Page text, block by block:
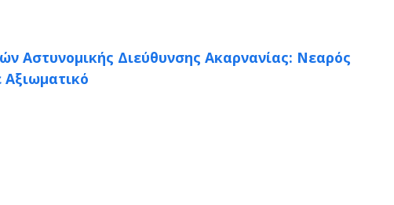
Αστυνομικής Διεύθυνσης Ακαρνανίας: Νεαρός